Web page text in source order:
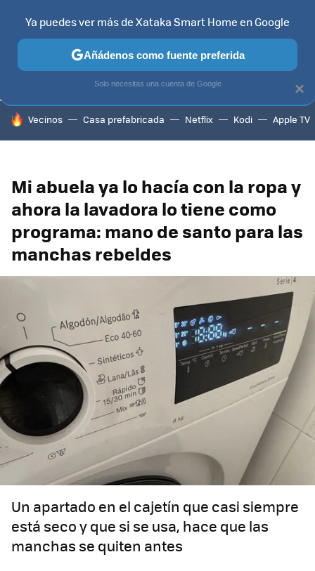
TELEVISORES CONTENIDOS SMART TV SELECCIÓN
HOY SE HABLA DE
Vecinos Casa prefabricada Netflix Kodi Apple TV
Mi abuela ya lo hacía con la ropa y
ahora la lavadora lo tiene como
programa: mano de santo para las
manchas rebeldes
Un apartado en el cajetín que casi siempre
está seco y que si se usa, hace que las
manchas se quiten antes
×
Ya puedes ver más de Xataka Smart Home en Google
Añádenos como fuente preferida
Solo necesitas una cuenta de Google